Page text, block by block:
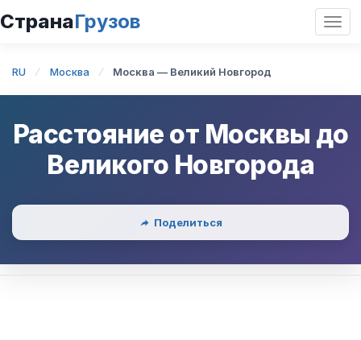
СтранаГрузов
RU Москва Москва — Великий Новгород
Расстояние от Москвы до
Великого Новгорода
Поделиться